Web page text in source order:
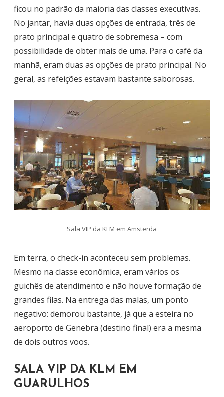
ficou no padrão da maioria das classes executivas.
No jantar, havia duas opções de entrada, três de
prato principal e quatro de sobremesa – com
possibilidade de obter mais de uma. Para o café da
manhã, eram duas as opções de prato principal. No
geral, as refeições estavam bastante saborosas.
Sala VIP da KLM em Amsterdã
Em terra, o check-in aconteceu sem problemas.
Mesmo na classe econômica, eram vários os
guichês de atendimento e não houve formação de
grandes filas. Na entrega das malas, um ponto
negativo: demorou bastante, já que a esteira no
aeroporto de Genebra (destino final) era a mesma
de dois outros voos.
SALA VIP DA KLM EM
GUARULHOS